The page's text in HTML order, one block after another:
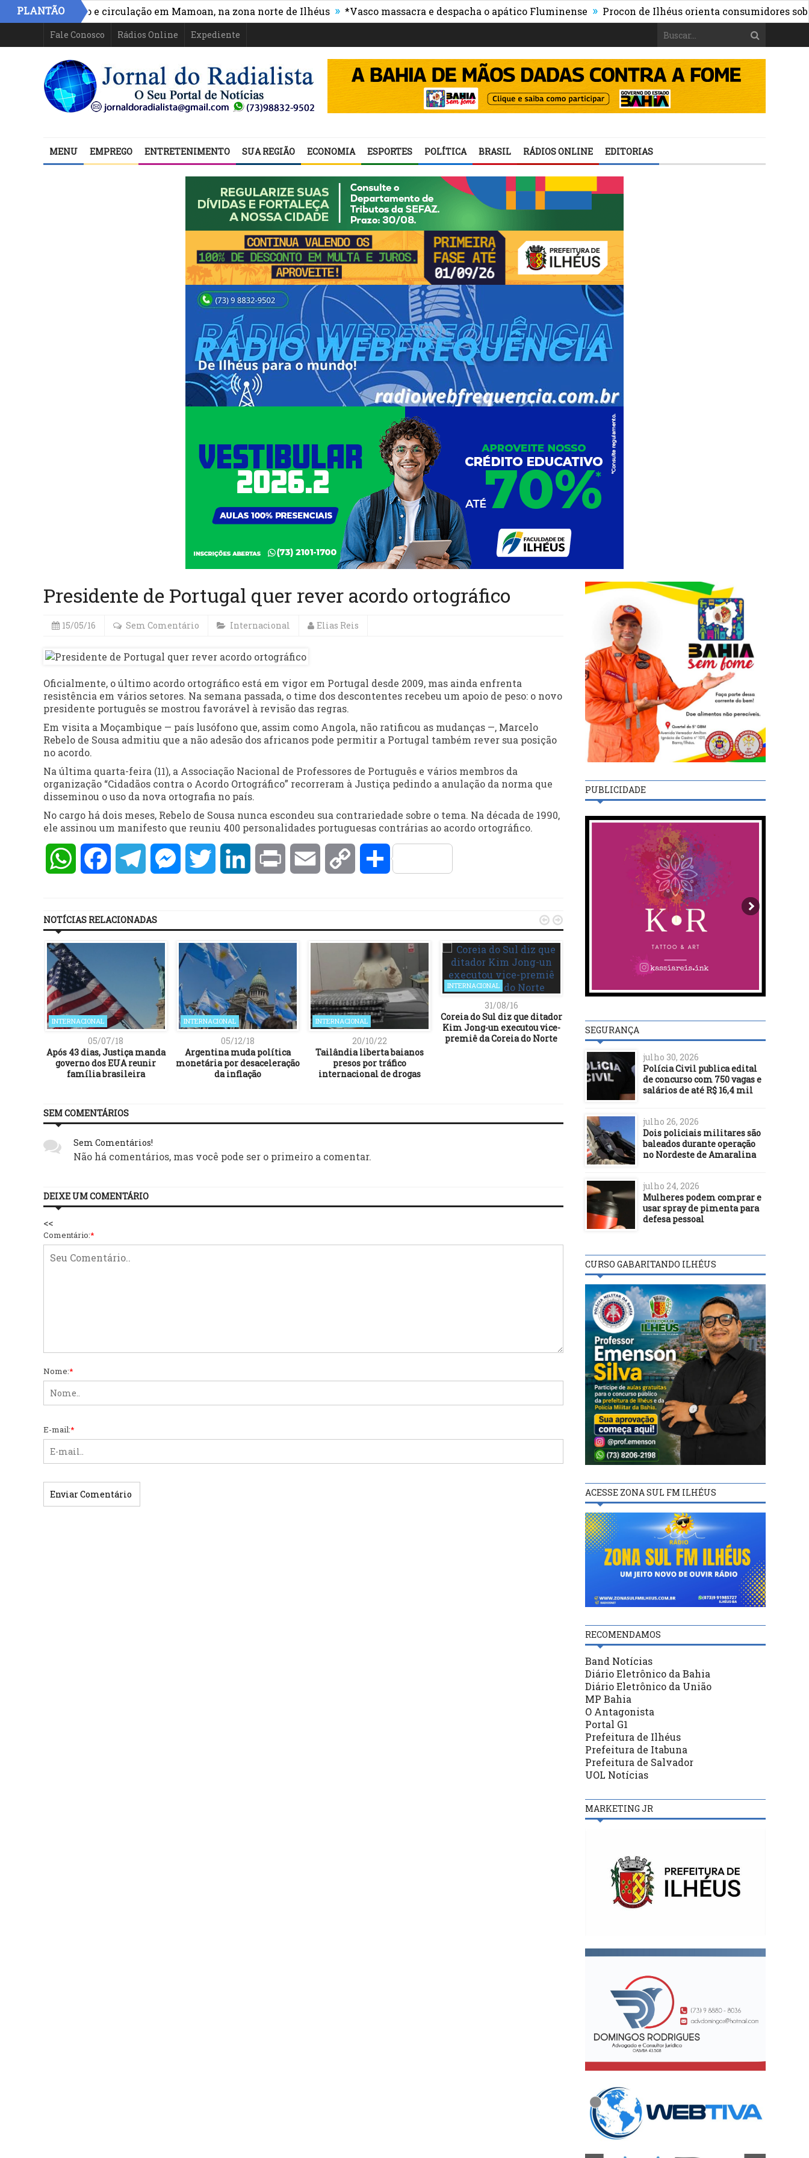
PLANTÃO
acesso e circulação em Mamoan, na zona norte de Ilhéus » *Vasco massacra e despacha o apático Fluminense » Procon de Ilhéus orienta consumidores sobre os
Fale Conosco Rádios Online Expediente
MENU EMPREGO ENTRETENIMENTO SUA REGIÃO ECONOMIA ESPORTES POLÍTICA BRASIL RÁDIOS ONLINE EDITORIAS
Presidente de Portugal quer rever acordo ortográfico
15/05/16 Sem Comentário Internacional Elias Reis
Oficialmente, o último acordo ortográfico está em vigor em Portugal desde 2009, mas ainda enfrenta
resistência em vários setores. Na semana passada, o time dos descontentes recebeu um apoio de peso: o novo
presidente português se mostrou favorável à revisão das regras.
Em visita a Moçambique — país lusófono que, assim como Angola, não ratificou as mudanças —, Marcelo
Rebelo de Sousa admitiu que a não adesão dos africanos pode permitir a Portugal também rever sua posição
no acordo.
Na última quarta-feira (11), a Associação Nacional de Professores de Português e vários membros da
organização “Cidadãos contra o Acordo Ortográfico” recorreram à Justiça pedindo a anulação da norma que
disseminou o uso da nova ortografia no país.
No cargo há dois meses, Rebelo de Sousa nunca escondeu sua contrariedade sobre o tema. Na década de 1990,
ele assinou um manifesto que reuniu 400 personalidades portuguesas contrárias ao acordo ortográfico.
WhatsAppFacebookTelegramMessengerTwitter LinkedInPrint Email Copy Compartilhar
NOTÍCIAS RELACIONADAS
INTERNACIONAL
05/07/18
Após 43 dias, Justiça manda
governo dos EUA reunir
família brasileira
INTERNACIONAL
05/12/18
Argentina muda política
monetária por desaceleração
da inflação
INTERNACIONAL
20/10/22
Tailândia liberta baianos
presos por tráfico
internacional de drogas
INTERNACIONAL
31/08/16
Coreia do Sul diz que ditador
Kim Jong-un executou vice-
premiê da Coreia do Norte
INTERNACIONAL
23/09/19
Messi e Rapinoe são os
melhores do mundo da Fifa
INTERNACIONAL
06/12/21
caso da variante
 
SEM COMENTÁRIOS
Sem Comentários!
Não há comentários, mas você pode ser o primeiro a comentar.
DEIXE UM COMENTÁRIO
<<
Comentário:*
Nome:*
E-mail:*
PUBLICIDADE
SEGURANÇA
julho 30, 2026
Polícia Civil publica edital
de concurso com 750 vagas e
salários de até R$ 16,4 mil
julho 26, 2026
Dois policiais militares são
baleados durante operação
no Nordeste de Amaralina
julho 24, 2026
Mulheres podem comprar e
usar spray de pimenta para
defesa pessoal
CURSO GABARITANDO ILHÉUS
ACESSE ZONA SUL FM ILHÉUS
RECOMENDAMOS
Band Notícias
Diário Eletrônico da Bahia
Diário Eletrônico da União
MP Bahia
O Antagonista
Portal G1
Prefeitura de Ilhéus
Prefeitura de Itabuna
Prefeitura de Salvador
UOL Notícias
MARKETING JR